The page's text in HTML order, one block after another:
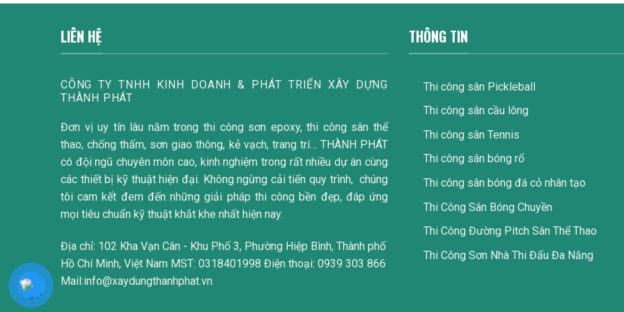
LIÊN HỆ
CÔNG TY TNHH KINH DOANH & PHÁT TRIỂN XÂY DỰNG
THÀNH PHÁT
Đơn vị uy tín lâu năm trong thi công sơn epoxy, thi công sân thể
thao, chống thấm, sơn giao thông, kẻ vạch, trang trí… THÀNH PHÁT
có đội ngũ chuyên môn cao, kinh nghiệm trong rất nhiều dự án cùng
các thiết bị kỹ thuật hiện đại. Không ngừng cải tiến quy trình, chúng
tôi cam kết đem đến những giải pháp thi công bền đẹp, đáp ứng
mọi tiêu chuẩn kỹ thuật khắt khe nhất hiện nay.
Địa chỉ: 102 Kha Vạn Cân - Khu Phố 3, Phường Hiệp Bình, Thành phố
Hồ Chí Minh, Việt Nam MST: 0318401998 Điện thoại: 0939 303 866
Mail:info@xaydungthanhphat.vn
THÔNG TIN
Thi công sân Pickleball
Thi công sân cầu lông
Thi công sân Tennis
Thi công sân bóng rổ
Thi công sân bóng đá cỏ nhân tạo
Thi Công Sân Bóng Chuyền
Thi Công Đường Pitch Sân Thể Thao
Thi Công Sơn Nhà Thi Đấu Đa Năng